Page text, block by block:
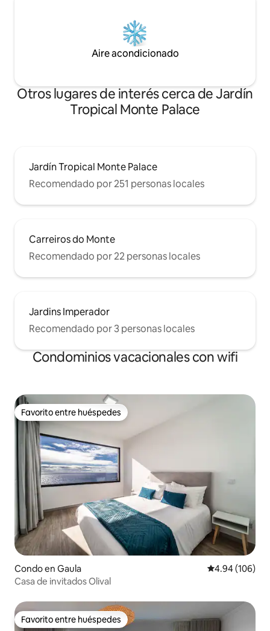
Aire acondicionado
Otros lugares de interés cerca de Jardín
Tropical Monte Palace
Jardín Tropical Monte Palace
Recomendado por 251 personas locales
Carreiros do Monte
Recomendado por 22 personas locales
Jardins Imperador
Recomendado por 3 personas locales
Condominios vacacionales con wifi
Favorito entre huéspedes
Favorito entre huéspedes
Condo en Gaula Calificación
4.94 (106)
Casa de invitados Olival
Favorito entre huéspedes
Favorito entre huéspedes